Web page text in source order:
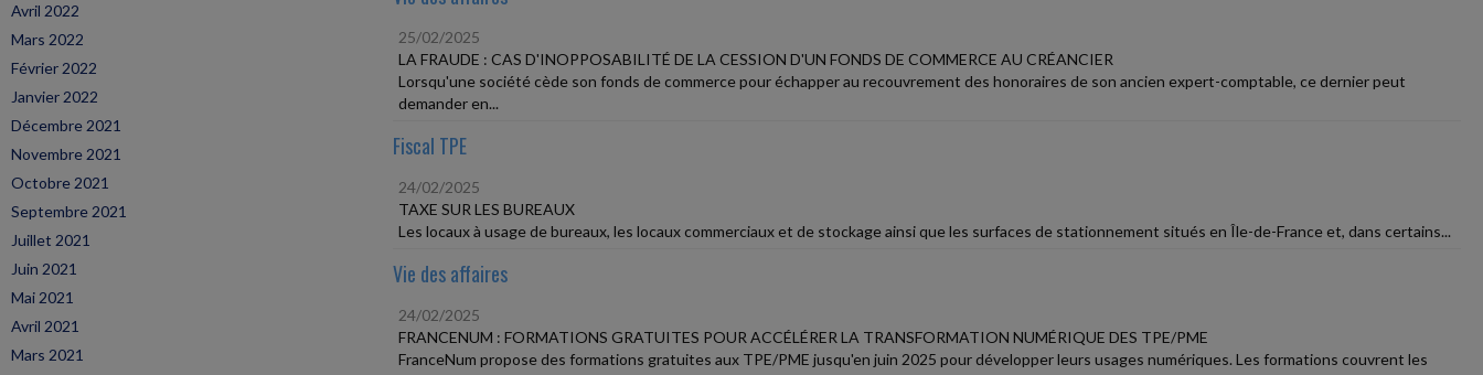
Avril 2022
Mars 2022
Février 2022
Janvier 2022
Décembre 2021
Novembre 2021
Octobre 2021
Septembre 2021
Juillet 2021
Juin 2021
Mai 2021
Avril 2021
Mars 2021
25/02/2025
LA FRAUDE : CAS D'INOPPOSABILITÉ DE LA CESSION D'UN FONDS DE COMMERCE AU CRÉANCIER
Lorsqu'une société cède son fonds de commerce pour échapper au recouvrement des honoraires de son ancien expert-comptable, ce dernier peut
demander en...
Fiscal TPE
24/02/2025
TAXE SUR LES BUREAUX
Les locaux à usage de bureaux, les locaux commerciaux et de stockage ainsi que les surfaces de stationnement situés en Île-de-France et, dans certains...
Vie des affaires
24/02/2025
FRANCENUM : FORMATIONS GRATUITES POUR ACCÉLÉRER LA TRANSFORMATION NUMÉRIQUE DES TPE/PME
FranceNum propose des formations gratuites aux TPE/PME jusqu'en juin 2025 pour développer leurs usages numériques. Les formations couvrent les